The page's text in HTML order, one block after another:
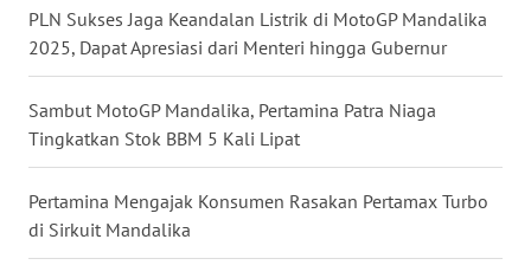
PLN Sukses Jaga Keandalan Listrik di MotoGP Mandalika
2025, Dapat Apresiasi dari Menteri hingga Gubernur
Sambut MotoGP Mandalika, Pertamina Patra Niaga
Tingkatkan Stok BBM 5 Kali Lipat
Pertamina Mengajak Konsumen Rasakan Pertamax Turbo
di Sirkuit Mandalika
WN
BABEL
WN
SUMSEL